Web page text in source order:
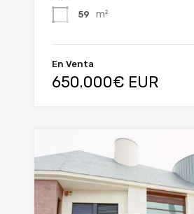
59 m²
En Venta
650.000€ EUR